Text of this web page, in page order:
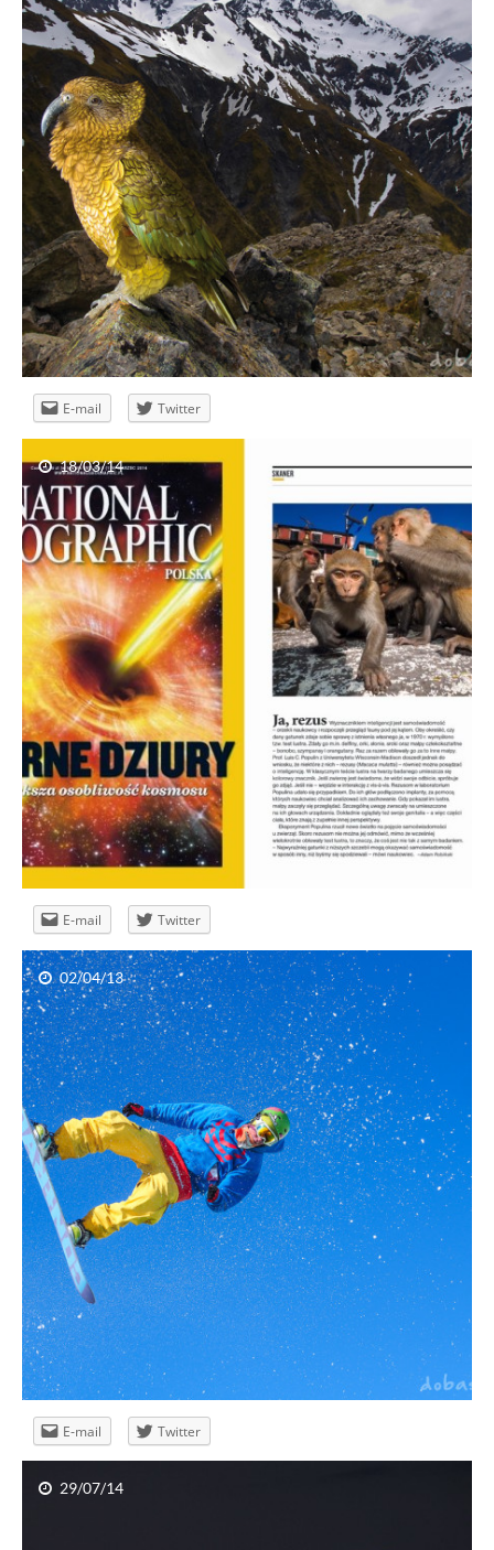
E-mail Twitter
Publikacja w National Geographic – rezusy
E-mail Twitter
18/03/14
Przepis na zdjęcie – Snowboardzista
E-mail Twitter
02/04/13
przepis na zdjęcie – księżyc
29/07/14